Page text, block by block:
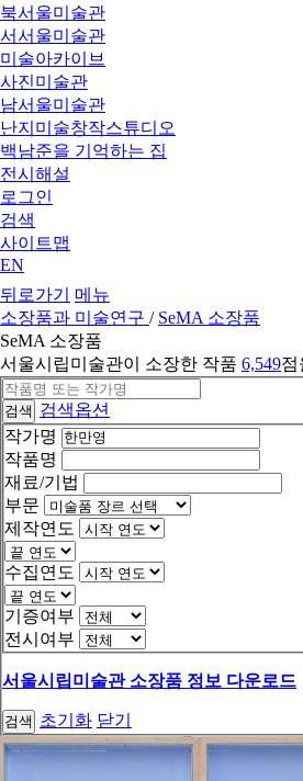
북서울미술관
서서울미술관
미술아카이브
사진미술관
남서울미술관
난지미술창작스튜디오
백남준을 기억하는 집
전시해설
로그인
검색
사이트맵
EN
뒤로가기
메뉴
소장품과 미술연구 / SeMA 소장품
SeMA 소장품
서울시립미술관이 소장한 작품 6,549점
검색 검색옵션
작가명
작품명
재료/기법
부문
제작연도
수집연도
기증여부
전시여부
서울시립미술관 소장품 정보 다운로드
검색 초기화 닫기